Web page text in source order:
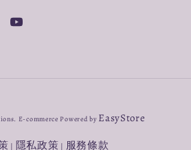
E-commerce Powered by EasyStore
隱私政策 服務條款